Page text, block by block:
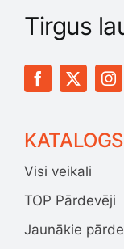
Tirgus
KATALOGS
Visi veikali
TOP Pārdevēji
Jaunākie